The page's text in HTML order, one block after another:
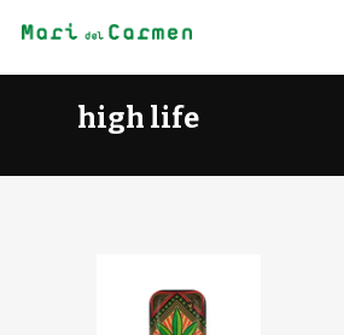
high life